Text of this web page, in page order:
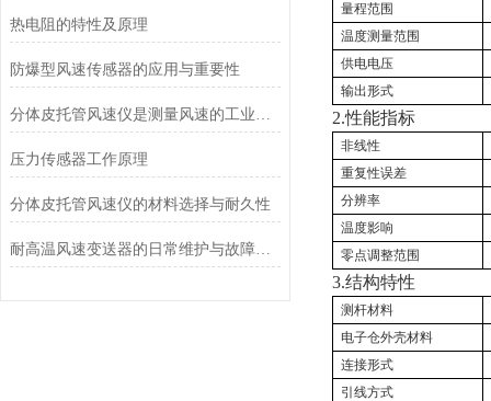
热电阻的特性及原理
防爆型风速传感器的应用与重要性
分体皮托管风速仪是测量风速的工业设备
压力传感器工作原理
分体皮托管风速仪的材料选择与耐久性
耐高温风速变送器的日常维护与故障排查指南
量程范围
温度测量范围
供电电压
输出形式
2.性能指标
非线性
重复性误差
分辨率
温度影响
零点调整范围
3.结构特性
测杆材料
电子仓外壳材料
连接形式
引线方式